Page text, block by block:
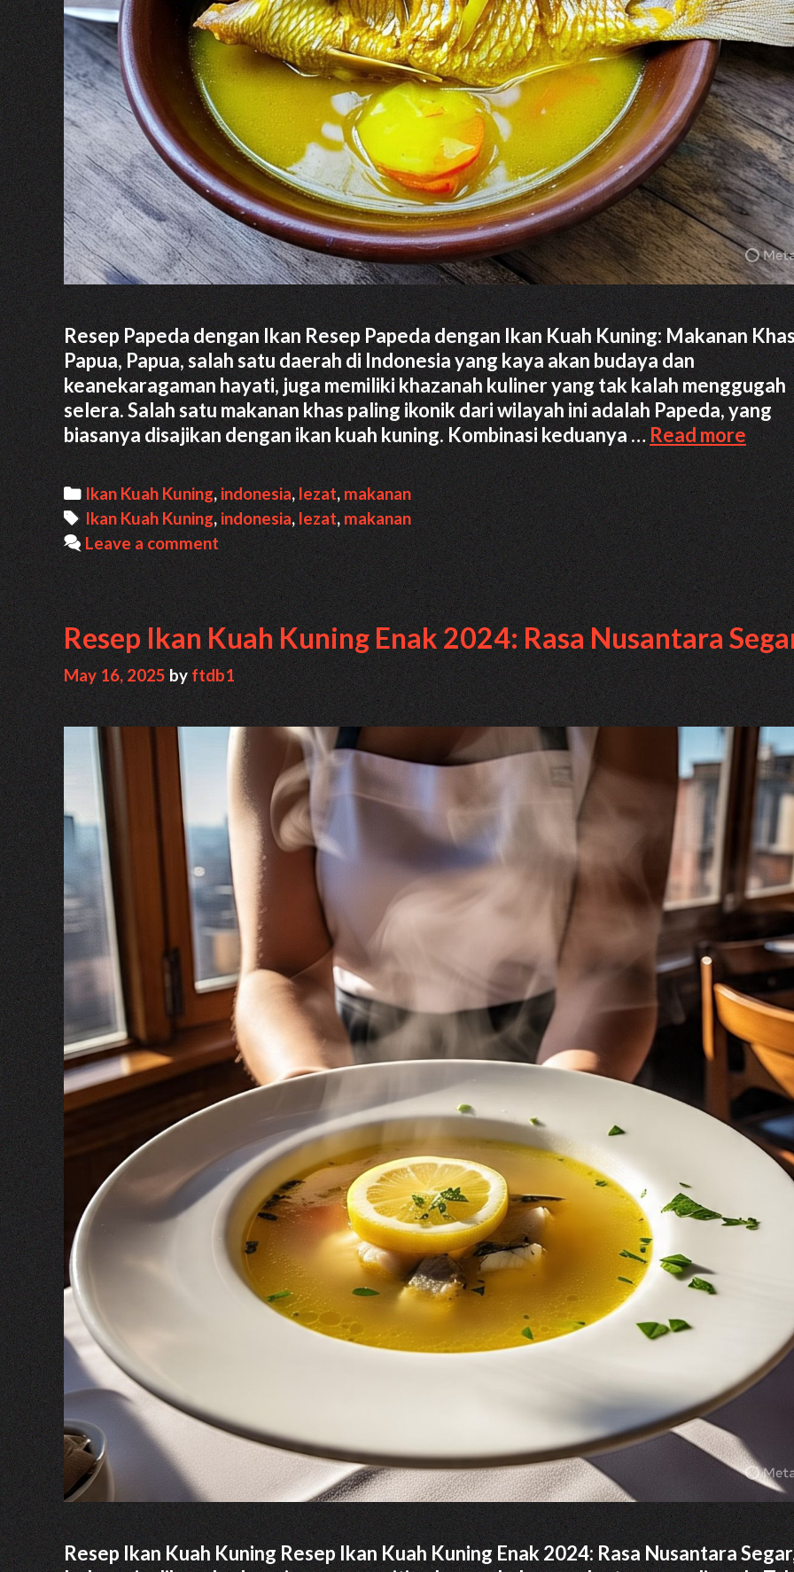
Resep Papeda dengan Ikan Resep Papeda dengan Ikan Kuah Kuning: Makanan
Papua, Papua, salah satu daerah di Indonesia yang kaya akan budaya dan
keanekaragaman hayati, juga memiliki khazanah kuliner yang tak kalah menggugah
selera. Salah satu makanan khas paling ikonik dari wilayah ini adalah Papeda, yang
biasanya disajikan dengan ikan kuah kuning. Kombinasi keduanya …Read more
Ikan
Kuah
Khas
Categories
Ikan Kuah Kuning,indonesia,lezat,makanan
Tags
Ikan Kuah Kuning,indonesia,lezat,makanan
Leave a comment
Resep Ikan Kuah Kuning Enak 2024: Rasa Nusantara
May 16, 2025byftdb1
Resep Ikan Kuah Kuning Resep Ikan Kuah Kuning Enak 2024: Rasa Nusantara